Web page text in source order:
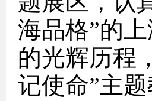
海品格”的
的光辉历程
记使命”主